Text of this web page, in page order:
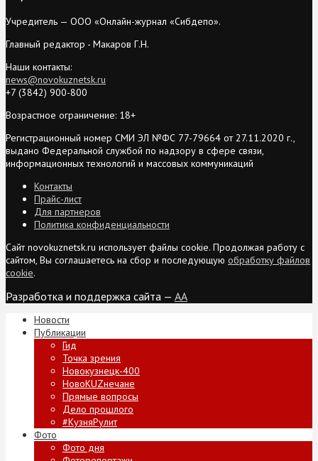
Учредитель — ООО «Онлайн-журнал «Сибдепо».
Главный редактор - Макаров Г.Н.
Наши контакты:
news@novokuznetsk.ru
+7 (3842) 900-800
Возрастное ограничение: 18+
Регистрационный номер СМИ ЭЛ №ФС 77-79664 от 27.11.2020 г.,
выдано Федеральной службой по надзору в сфере связи,
информационных технологий и массовых коммуникаций
Контакты
Прайс-лист
Для партнеров
Политика конфиденциальности
Сайт novokuznetsk.ru использует файлы cookie. Продолжая работу с
сайтом, Вы соглашаетесь на сбор и последующую обработку файлов
cookie.
Разработка и поддержка сайта — AA
Новости
Публикации
Гид
Точка зрения
Новокузнецк-400
НовоKUZнечане
Прямые вопросы
Дело прошлого
#КузняРулит
Фото
Фото дня